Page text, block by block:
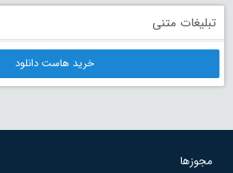
تبلیغات متنی
خرید هاست دانلود
مجوزها